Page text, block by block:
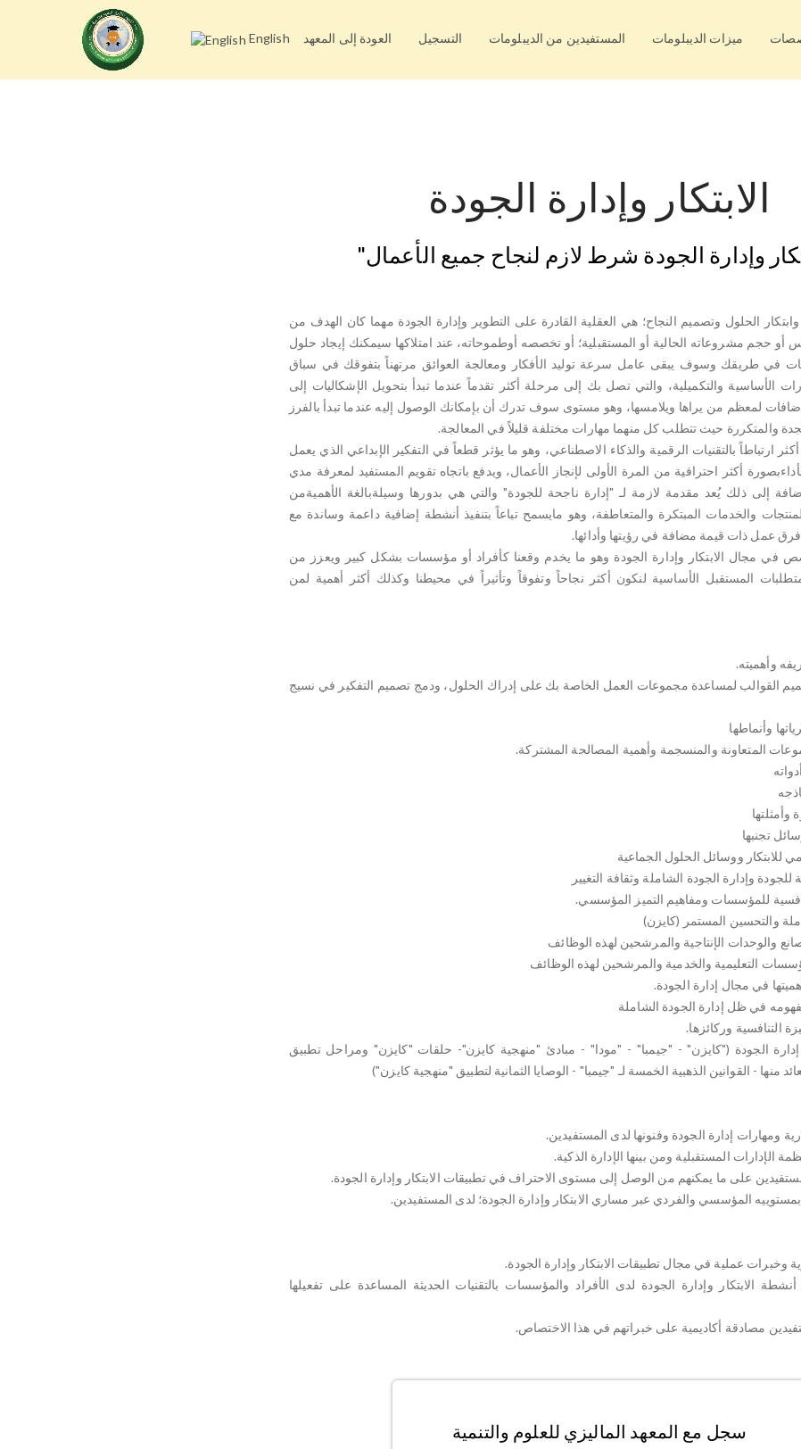
ميزات الديبلومات المستفيدين من الديبلومات التسجيل العودة إلى المعهد English
الابتكار وإدارة الجودة
وإدارة الجودة شرط لازم لنجاح جميع الأعمال"
الحلول وتصميم النجاح؛ هي العقلية القادرة على التطوير وإدارة الجودة مهما كان الهدف من
أو حجم مشروعاته الحالية أو المستقبلية؛ أو تخصصه أوطموحاته، عند امتلاكها سيمكنك إيجاد حلول
في طريقك وسوف يبقى عامل سرعة توليد الأفكار ومعالجة العوائق مرتهناً بتفوقك في سباق
الأساسية والتكميلية، والتي تصل بك إلى مرحلة أكثر تقدماً عندما تبدأ بتحويل الإشكاليات إلى
لمعظم من يراها ويلامسها، وهو مستوى سوف تدرك أن بإمكانك الوصول إليه عندما تبدأ بالفرز
والمتكررة حيث تتطلب كل منهما مهارات مختلفة قليلاً في المعالجة.
أكثر ارتباطاً بالتقنيات الرقمية والذكاء الاصطناعي، وهو ما يؤثر قطعاً في التفكير الإبداعي الذي يعمل
أكثر احترافية من المرة الأولى لإنجاز الأعمال، ويدفع باتجاه تقويم المستفيد لمعرفة مدي
إلى ذلك يُعد مقدمة لازمة لـ "إدارة ناجحة للجودة" والتي هي بدورها وسيلةبالغة الأهميةمن
والخدمات المبتكرة والمتعاطفة، وهو مايسمح تباعاً بتنفيذ أنشطة إضافية داعمة وساندة مع
عمل ذات قيمة مضافة في رؤيتها وأدائها.
في مجال الابتكار وإدارة الجودة وهو ما يخدم وقعنا كأفراد أو مؤسسات بشكل كبير ويعزز من
المستقبل الأساسية لنكون أكثر نجاحاً وتفوقاً وتأثيراً في محيطنا وكذلك أكثر أهمية لمن
القوالب لمساعدة مجموعات العمل الخاصة بك على إدراك الحلول، ودمج تصميم التفكير في نسيج
إدارة الجودة ("كايزن" - "جيمبا" - "مودا" - مبادئ "منهجية كايزن"- حلقات "كايزن" ومراحل تطبيق
منها - القوانين الذهبية الخمسة لـ "جيمبا" - الوصايا الثمانية لتطبيق "منهجية كايزن")
الابتكار وإدارة الجودة لدى الأفراد والمؤسسات بالتقنيات الحديثة المساعدة على تفعيلها
سجل مع المعهد الماليزي للعلوم والتنمية